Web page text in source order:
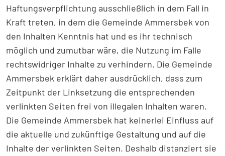
Haftungsverpflichtung ausschließlich in dem Fall in
Kraft treten, in dem die Gemeinde Ammersbek von
den Inhalten Kenntnis hat und es ihr technisch
möglich und zumutbar wäre, die Nutzung im Falle
rechtswidriger Inhalte zu verhindern. Die Gemeinde
Ammersbek erklärt daher ausdrücklich, dass zum
Zeitpunkt der Linksetzung die entsprechenden
verlinkten Seiten frei von illegalen Inhalten waren.
Die Gemeinde Ammersbek hat keinerlei Einfluss auf
die aktuelle und zukünftige Gestaltung und auf die
Inhalte der verlinkten Seiten. Deshalb distanziert sie